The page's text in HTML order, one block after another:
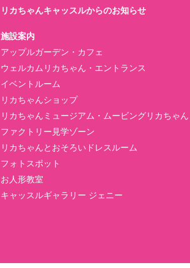
リカちゃんキャッスルからのお知らせ
施設案内
アップルガーデン・カフェ
ウェルカムリカちゃん・エントランス
イベントルーム
リカちゃんショップ
リカちゃんミュージアム・ムービングリカちゃん
ファクトリー見学ゾーン
リカちゃんとおそろいドレスルーム
フォトスポット
お人形教室
キャッスルギャラリー ジェニー